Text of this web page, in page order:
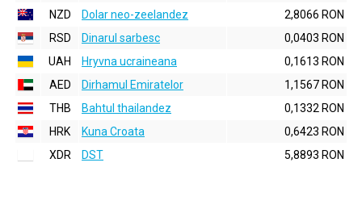
NZD
Dolar neo-zeelandez
2,8066 RON
RSD
Dinarul sarbesc
0,0403 RON
UAH
Hryvna ucraineana
0,1613 RON
AED
Dirhamul Emiratelor
1,1567 RON
THB
Bahtul thailandez
0,1332 RON
HRK
Kuna Croata
0,6423 RON
XDR
DST 5,8893 RON